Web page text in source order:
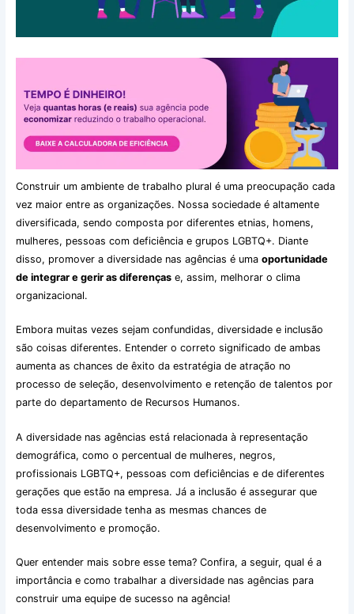
Construir um ambiente de trabalho plural é uma preocupação cada
vez maior entre as organizações. Nossa sociedade é altamente
diversificada, sendo composta por diferentes etnias, homens,
mulheres, pessoas com deficiência e grupos LGBTQ+. Diante
disso, promover a diversidade nas agências é uma oportunidade
de integrar e gerir as diferençase, assim, melhorar o clima
organizacional.
Embora muitas vezes sejam confundidas, diversidade e inclusão
são coisas diferentes. Entender o correto significado de ambas
aumenta as chances de êxito da estratégia de atração no
processo de seleção, desenvolvimento e retenção de talentos por
parte do departamento de Recursos Humanos.
A diversidade nas agências está relacionada à representação
demográfica, como o percentual de mulheres, negros,
profissionais LGBTQ+, pessoas com deficiências e de diferentes
gerações que estão na empresa. Já a inclusão é assegurar que
toda essa diversidade tenha as mesmas chances de
desenvolvimento e promoção.
Quer entender mais sobre esse tema? Confira, a seguir, qual é a
importância e como trabalhar a diversidade nas agências para
construir uma equipe de sucesso na agência!